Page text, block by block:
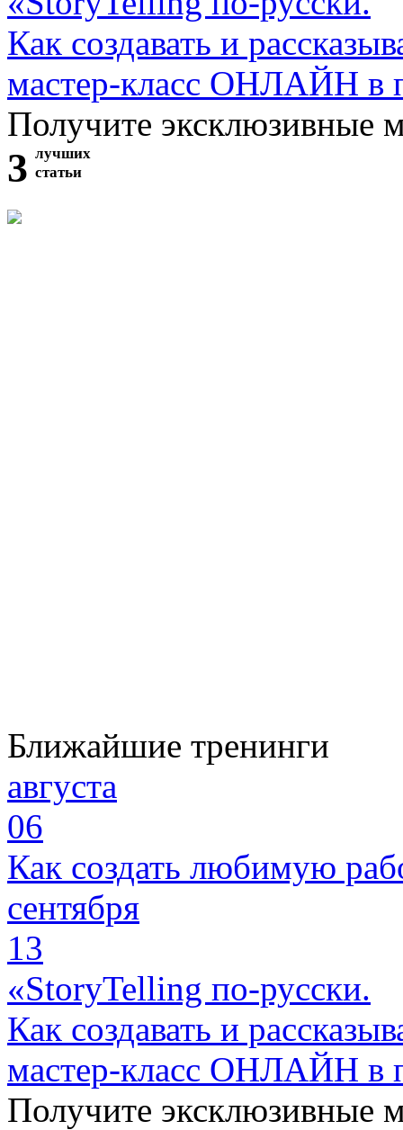
Как создавать и
мастер-класс ОНЛАЙН в
Получите эксклюзивные
3 лучших
статьи
Ближайшие тренинги
августа
06
Как создать любимую
сентября
13
«StoryTelling по-русски.
Как создавать и
мастер-класс ОНЛАЙН в
Получите эксклюзивные